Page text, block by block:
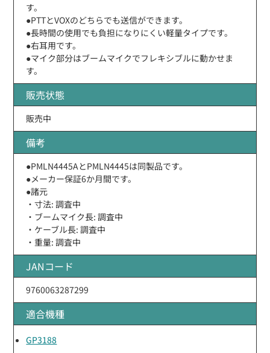
す。
●PTTとVOXのどちらでも送信ができます。
●長時間の使用でも負担になりにくい軽量タイプです。
●右耳用です。
●マイク部分はブームマイクでフレキシブルに動かせま
す。
販売状態
販売中
備考
●PMLN4445AとPMLN4445は同製品です。
●メーカー保証6か月間です。
●諸元
・寸法: 調査中
・ブームマイク長: 調査中
・ケーブル長: 調査中
・重量: 調査中
JANコード
9760063287299
適合機種
GP3188